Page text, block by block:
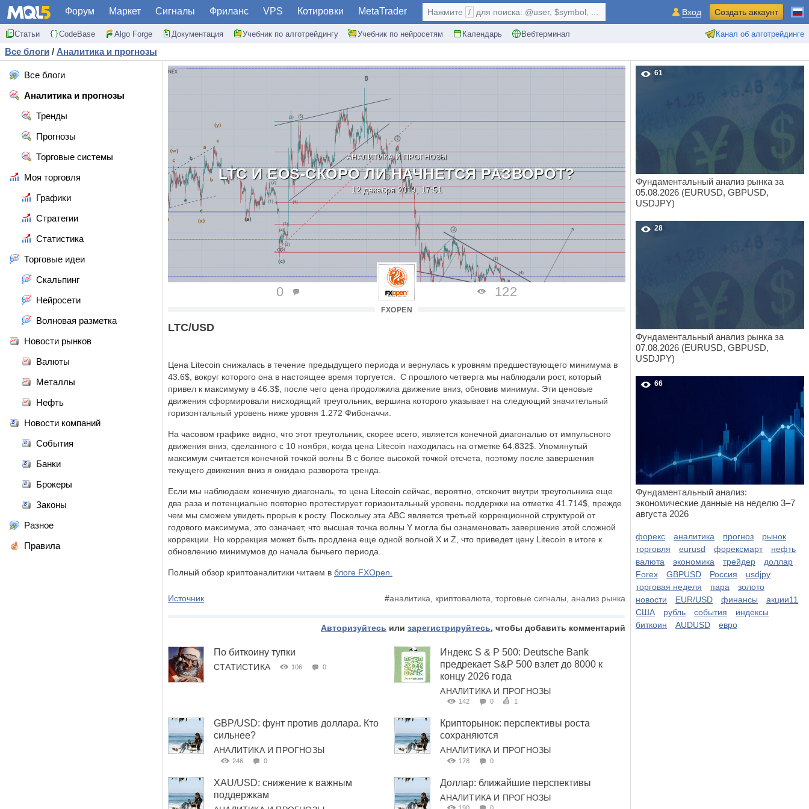
Форум Маркет Сигналы Фриланс VPS Котировки MetaTrader
Статьи CodeBase Algo Forge Документация Учебник по алготрейдингу Учебник по нейросетям Календарь Вебтерминал Канал об алготрейдинге
Нажмите / для поиска: @user, $symbol, ... Вход Создать аккаунт
Все блоги / Аналитика и прогнозы
Все блоги
Аналитика и прогнозы
Тренды
Прогнозы
Торговые системы
Моя торговля
Графики
Стратегии
Статистика
Торговые идеи
Скальпинг
Нейросети
Волновая разметка
Новости рынков
Валюты
Металлы
Нефть
Новости компаний
События
Банки
Брокеры
Законы
Разное
Правила
АНАЛИТИКА И ПРОГНОЗЫ
LTC И EOS-СКОРО ЛИ НАЧНЕТСЯ РАЗВОРОТ?
12 декабря 2019, 17:51
FXOPEN
0 122
LTC/USD
Цена Litecoin снижалась в течение предыдущего периода и вернулась к уровням предшествующего минимума в
43.6$, вокруг которого она в настоящее время торгуется. С прошлого четверга мы наблюдали рост, который
привел к максимуму в 46.3$, после чего цена продолжила движение вниз, обновив минимум. Эти ценовые
движения сформировали нисходящий треугольник, вершина которого указывает на следующий значительный
горизонтальный уровень ниже уровня 1.272 Фибоначчи.
На часовом графике видно, что этот треугольник, скорее всего, является конечной диагональю от импульсного
движения вниз, сделанного с 10 ноября, когда цена Litecoin находилась на отметке 64.832$. Упомянутый
максимум считается конечной точкой волны B с более высокой точкой отсчета, поэтому после завершения
текущего движения вниз я ожидаю разворота тренда.
Если мы наблюдаем конечную диагональ, то цена Litecoin сейчас, вероятно, отскочит внутри треугольника еще
два раза и потенциально повторно протестирует горизонтальный уровень поддержки на отметке 41.714$, прежде
чем мы сможем увидеть прорыв к росту. Поскольку эта ABC является третьей коррекционной структурой от
годового максимума, это означает, что высшая точка волны Y могла бы ознаменовать завершение этой сложной
коррекции. Но коррекция может быть продлена еще одной волной X и Z, что приведет цену Litecoin в итоге к
обновлению минимумов до начала бычьего периода.
Полный обзор криптоаналитики читаем в блоге FXOpen.
#аналитика криптовалюта торговые сигналы анализ рынка
Источник
Авторизуйтесь или зарегистрируйтесь, чтобы добавить комментарий
По биткоину тупки
СТАТИСТИКА 106 0
Индекс S & P 500: Deutsche Bank
предрекает S&P 500 взлет до 8000 к
концу 2026 года
АНАЛИТИКА И ПРОГНОЗЫ
142 0 1
GBP/USD: фунт против доллара. Кто
сильнее?
АНАЛИТИКА И ПРОГНОЗЫ
246 0
Крипторынок: перспективы роста
сохраняются
АНАЛИТИКА И ПРОГНОЗЫ
178 0
XAU/USD: снижение к важным
поддержкам
Доллар: ближайшие перспективы
АНАЛИТИКА И ПРОГНОЗЫ
61
Фундаментальный анализ рынка за
05.08.2026 (EURUSD, GBPUSD,
USDJPY)
28
Фундаментальный анализ рынка за
07.08.2026 (EURUSD, GBPUSD,
USDJPY)
66
Фундаментальный анализ:
экономические данные на неделю 3–7
августа 2026
форекс аналитика прогноз
рынок
торговля
eurusd форексмарт
нефть
валюта
экономика трейдер
доллар
Forex
GBPUSD Россия
usdjpy
торговая неделя
пара
золото
новости
EUR/USD финансы
акции11
США
рубль события
индексы
биткоин
AUDUSD евро